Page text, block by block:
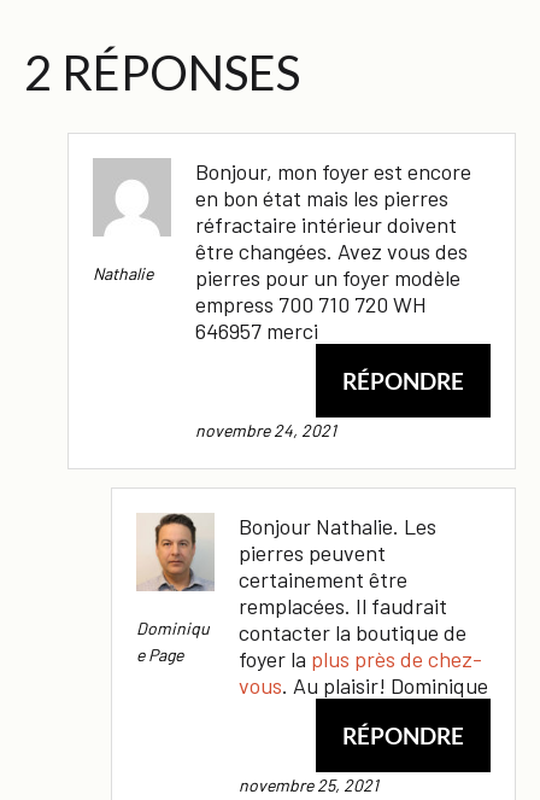
2 RÉPONSES
Nathalie
Bonjour, mon foyer est encore
en bon état mais les pierres
réfractaire intérieur doivent
être changées. Avez vous des
pierres pour un foyer modèle
empress 700 710 720 WH
646957 merci
RÉPONDRE
novembre 24, 2021
Dominiqu
E Page
Bonjour Nathalie. Les
pierres peuvent
certainement être
remplacées. Il faudrait
contacter la boutique de
foyer la plus près de chez-
vous. Au plaisir! Dominique
RÉPONDRE
novembre 25, 2021